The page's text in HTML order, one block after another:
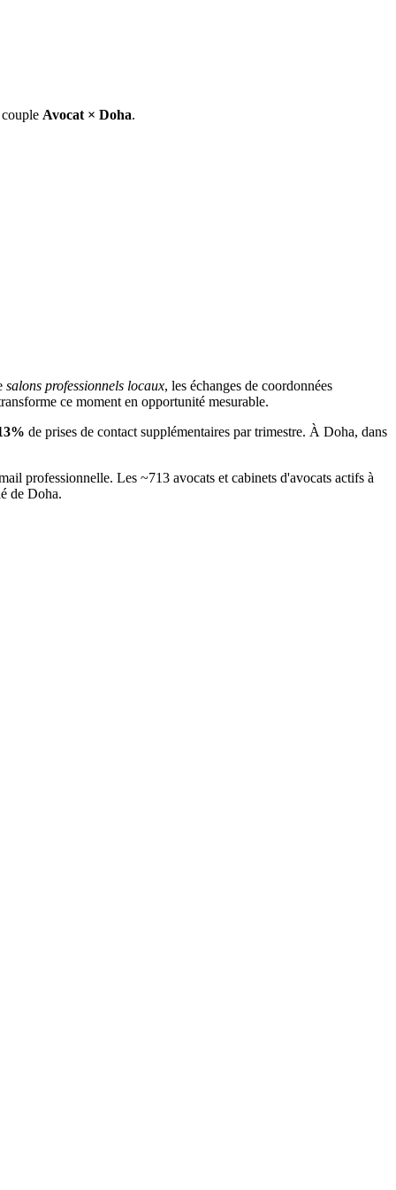
Avocat × Doha.
salons professionnels locaux, les échanges de coordonnées
ce moment en opportunité mesurable.
% de prises de contact supplémentaires par trimestre. À Doha, dans
professionnelle. Les ~713 avocats et cabinets d'avocats actifs à
de Doha.